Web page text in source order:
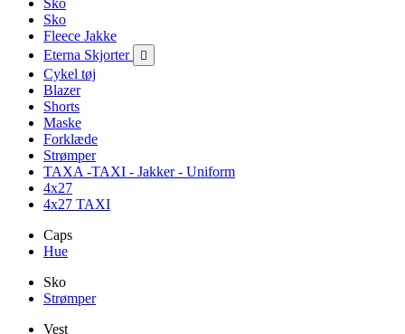
Sko
Sko
Fleece Jakke
Eterna Skjorter

Cykel tøj
Blazer
Shorts
Maske
Forklæde
Strømper
TAXA -TAXI - Jakker - Uniform
4x27
4x27 TAXI
Caps
Hue
Sko
Strømper
Vest